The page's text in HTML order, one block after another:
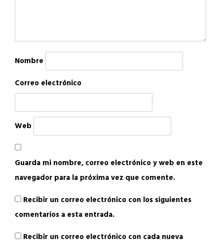
Nombre
Correo electrónico
Web
Guarda mi nombre, correo electrónico y web en este
navegador para la próxima vez que comente.
Recibir un correo electrónico con los siguientes
comentarios a esta entrada.
Recibir un correo electrónico con cada nueva